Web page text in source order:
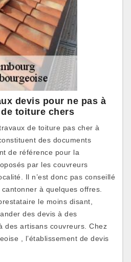
devis pour ne pas à
toiture chers
de toiture pas cher à
des documents
de référence pour la
par les couvreurs
Il n’est donc pas conseillé
à quelques offres.
le moins disant,
des devis à des
des artisans couvreurs. Chez
, l’établissement de devis